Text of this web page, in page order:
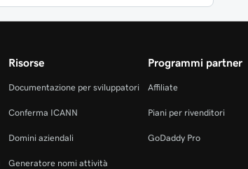
Risorse
Documentazione per sviluppatori
Conferma ICANN
Domini aziendali
Generatore nomi attività
Programmi partner
Affiliate
Piani per rivenditori
GoDaddy Pro